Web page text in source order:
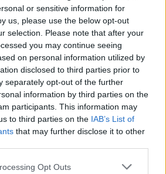
or sensitive information for
us, please use the below opt-out
selection. Please note that after your
you may continue seeing
on personal information utilized by
disclosed to third parties prior to
separately opt-out of the further
information by third parties on the
participants. This information may
to third parties on the IAB’s List of
that may further disclose it to other
Opt Outs
sieru un sablendē. Sieru